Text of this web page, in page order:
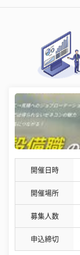
開催日時
開催場所
募集人数
申込締切